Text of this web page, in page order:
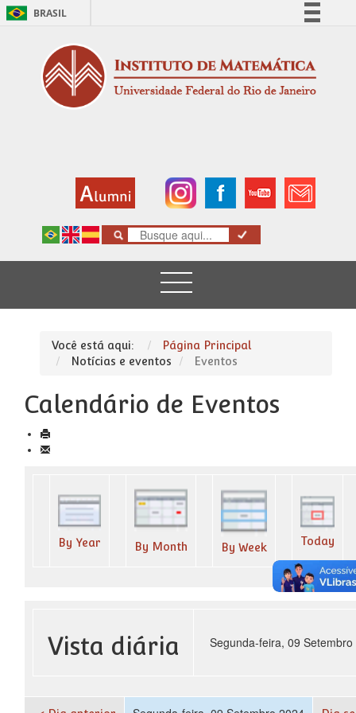
BRASIL
Comunica BR
Participe
Você está aqui:
Página Principal
Notícias e eventos
Eventos
Calendário de Eventos
By Year By Month By Week
Today
Vista diária Segunda-feira, 09